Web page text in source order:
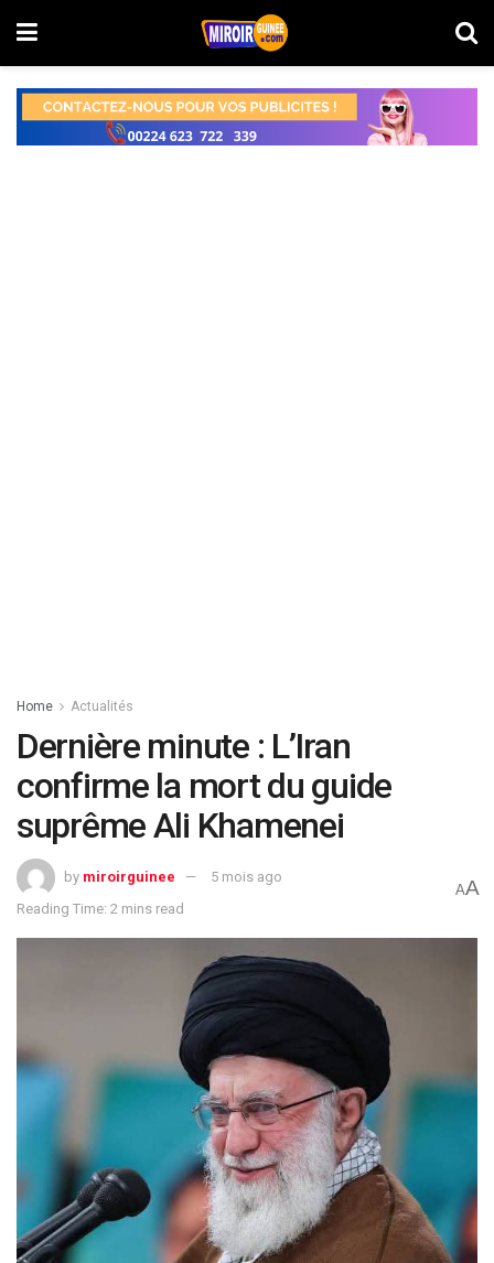
Home Actualités
Dernière minute : L’Iran
confirme la mort du guide
suprême Ali Khamenei
by miroirguinee
5 mois ago
Reading Time: 2 mins read
AA